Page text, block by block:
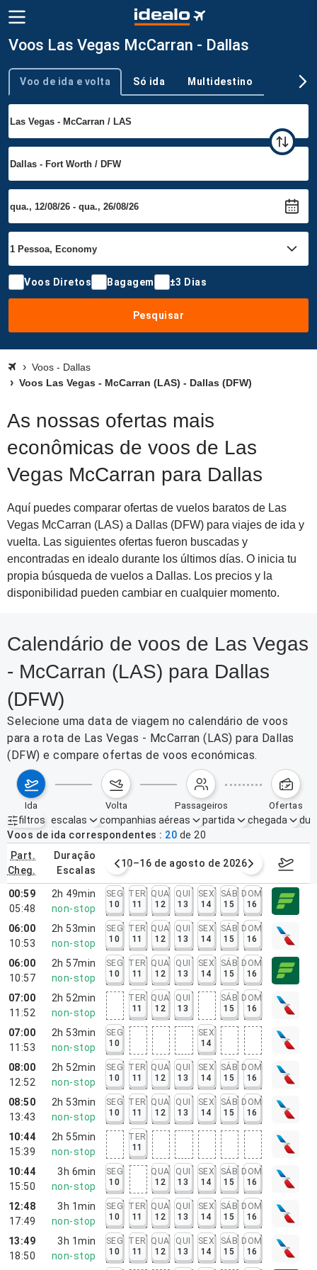
Voos Las Vegas McCarran - Dallas
Tipo de viagem
Voo de ida e volta Só ida Multidestino
Voos Diretos Bagagem ±3 Dias
Pesquisar
Voos - Dallas
Voos Las Vegas - McCarran (LAS) - Dallas (DFW)
As nossas ofertas mais
econômicas de voos de Las
Vegas McCarran para Dallas
Aquí puedes comparar ofertas de vuelos baratos de Las
Vegas McCarran (LAS) a Dallas (DFW) para viajes de ida y
vuelta. Las siguientes ofertas fueron buscadas y
encontradas en idealo durante los últimos días. O inicia tu
propia búsqueda de vuelos a Dallas. Los precios y la
disponibilidad pueden cambiar en cualquier momento.
Calendário de voos de Las Vegas
- McCarran (LAS) para Dallas
(DFW)
Selecione uma data de viagem no calendário de voos
para a rota de Las Vegas - McCarran (LAS) para Dallas
(DFW) e compare ofertas de voos económicas.
ida volta passageiros ofertas
filtros
Filtros ativos nenhum
escalas companhias aéreas partida chegada
Voos de ida correspondentes
20 de 20
part.
cheg.
duração
escalas
agosto de 2026 10–16 de agosto de 2026 17–23
00:59
05:48
2h 49min
non-stop
SEG
10
TER
11
QUA
12
QUI
13
SEX
14
SÁB
15
DOM
16
06:00
10:53
2h 53min
non-stop
SEG
10
TER
11
QUA
12
QUI
13
SEX
14
SÁB
15
DOM
16
06:00
10:57
2h 57min
non-stop
SEG
10
TER
11
QUA
12
QUI
13
SEX
14
SÁB
15
DOM
16
07:00
11:52
2h 52min
non-stop
TER
11
QUA
12
QUI
13
SÁB
15
DOM
16
07:00
11:53
2h 53min
non-stop
SEG
10
SEX
14
08:00
12:52
2h 52min
non-stop
SEG
10
TER
11
QUA
12
QUI
13
SEX
14
SÁB
15
DOM
16
08:50
13:43
2h 53min
non-stop
SEG
10
TER
11
QUA
12
QUI
13
SEX
14
SÁB
15
DOM
16
10:44
15:39
2h 55min
non-stop
TER
11
10:44
15:50
3h 6min
non-stop
SEG
10
QUA
12
QUI
13
SEX
14
SÁB
15
DOM
16
12:48
17:49
3h 1min
non-stop
SEG
10
TER
11
QUA
12
QUI
13
SEX
14
SÁB
15
DOM
16
13:49
18:50
3h 1min
non-stop
SEG
10
TER
11
QUA
12
QUI
13
SEX
14
SÁB
15
DOM
16